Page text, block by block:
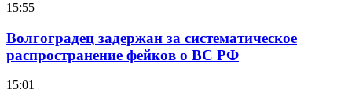
15:55
Волгоградец задержан за систематическое
распространение фейков о ВС РФ
15:01